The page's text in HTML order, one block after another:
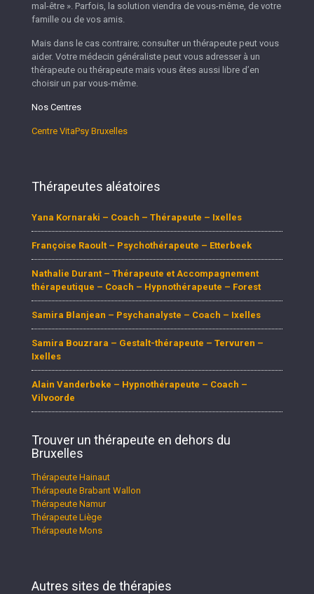
mal-être ». Parfois, la solution viendra de vous-même, de votre
famille ou de vos amis.
Mais dans le cas contraire; consulter un thérapeute peut vous
aider. Votre médecin généraliste peut vous adresser à un
thérapeute ou thérapeute mais vous êtes aussi libre d’en
choisir un par vous-même.
Nos Centres
Centre VitaPsy Bruxelles
Thérapeutes aléatoires
Yana Kornaraki – Coach – Thérapeute – Ixelles
Françoise Raoult – Psychothérapeute – Etterbeek
Nathalie Durant – Thérapeute et Accompagnement
thérapeutique – Coach – Hypnothérapeute – Forest
Samira Blanjean – Psychanalyste – Coach – Ixelles
Samira Bouzrara – Gestalt-thérapeute – Tervuren –
Ixelles
Alain Vanderbeke – Hypnothérapeute – Coach –
Vilvoorde
Trouver un thérapeute en dehors du
Bruxelles
Thérapeute Hainaut
Thérapeute Brabant Wallon
Thérapeute Namur
Thérapeute Liège
Thérapeute Mons
Autres sites de thérapies